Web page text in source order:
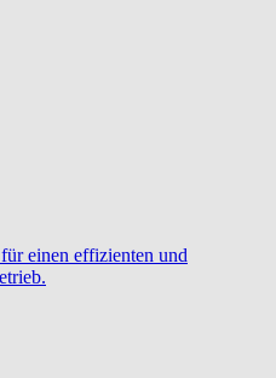
einen effizienten und